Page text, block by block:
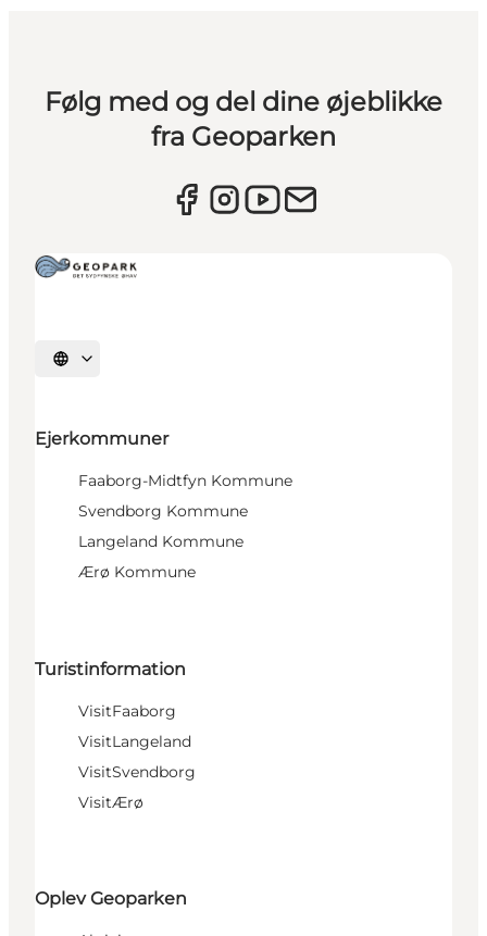
Følg med og del dine øjeblikke
fra Geoparken
Vælg sprog
Ejerkommuner
Faaborg-Midtfyn Kommune
Svendborg Kommune
Langeland Kommune
Ærø Kommune
Turistinformation
VisitFaaborg
VisitLangeland
VisitSvendborg
VisitÆrø
Oplev Geoparken